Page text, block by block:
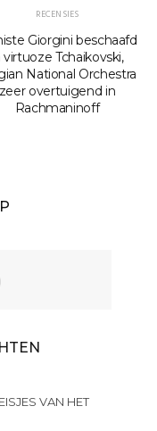
RECENSIES
Giorgini beschaafd
virtuoze Tchaikovski,
National Orchestra
zeer overtuigend in
Rachmaninoff
VAN HET